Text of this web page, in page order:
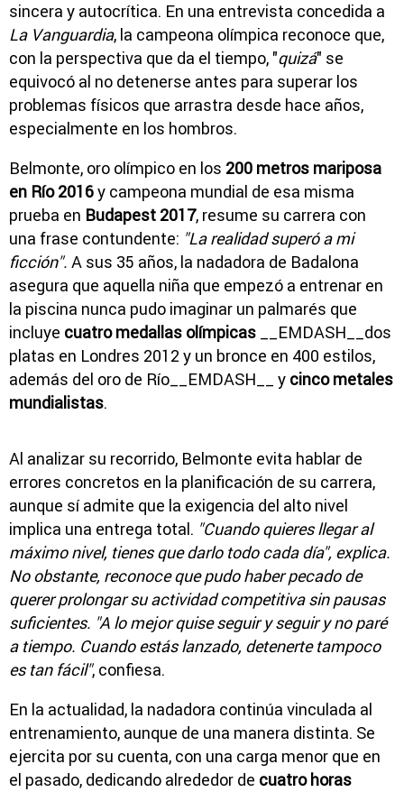
sincera y autocrítica. En una entrevista concedida a
La Vanguardia, la campeona olímpica reconoce que,
con la perspectiva que da el tiempo, "quizá" se
equivocó al no detenerse antes para superar los
problemas físicos que arrastra desde hace años,
especialmente en los hombros.
Belmonte, oro olímpico en los 200 metros mariposa
en Río 2016y campeona mundial de esa misma
prueba en Budapest 2017, resume su carrera con
una frase contundente: "La realidad superó a mi
ficción". A sus 35 años, la nadadora de Badalona
asegura que aquella niña que empezó a entrenar en
la piscina nunca pudo imaginar un palmarés que
incluye cuatro medallas olímpicas __EMDASH__dos
platas en Londres 2012 y un bronce en 400 estilos,
además del oro de Río__EMDASH__ y cinco metales
mundialistas.
Al analizar su recorrido, Belmonte evita hablar de
errores concretos en la planificación de su carrera,
aunque sí admite que la exigencia del alto nivel
implica una entrega total. "Cuando quieres llegar al
máximo nivel, tienes que darlo todo cada día", explica.
No obstante, reconoce que pudo haber pecado de
querer prolongar su actividad competitiva sin pausas
suficientes. "A lo mejor quise seguir y seguir y no paré
a tiempo. Cuando estás lanzado, detenerte tampoco
es tan fácil", confiesa.
En la actualidad, la nadadora continúa vinculada al
entrenamiento, aunque de una manera distinta. Se
ejercita por su cuenta, con una carga menor que en
el pasado, dedicando alrededor de cuatro horas